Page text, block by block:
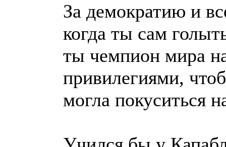
За демократию и
когда ты сам
ты чемпион мира
привилегиями,
могла покуситься